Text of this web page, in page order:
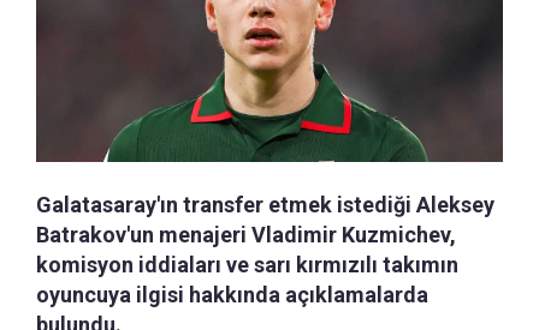
Galatasaray'ın transfer etmek istediği Aleksey
Batrakov'un menajeri Vladimir Kuzmichev,
komisyon iddiaları ve sarı kırmızılı takımın
oyuncuya ilgisi hakkında açıklamalarda